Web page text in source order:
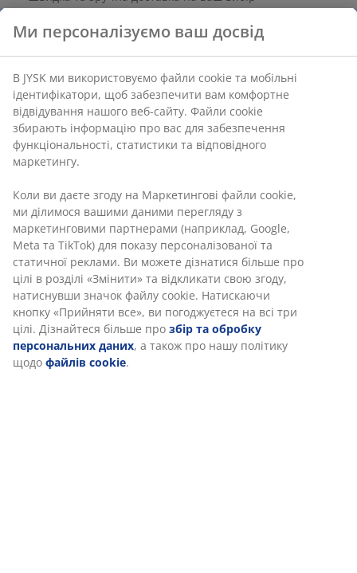
Артикул: 4546226
Характеристики
Відгуки
0)
Доставка
Ми персоналізуємо ваш досвід
В JYSK ми використовуємо файли cookie та мобільні
ідентифікатори, щоб забезпечити вам комфортне
відвідування нашого веб-сайту. Файли cookie
збирають інформацію про вас для забезпечення
функціональності, статистики та відповідного
маркетингу.
Коли ви даєте згоду на Маркетингові файли cookie,
ми ділимося вашими даними перегляду з
маркетинговими партнерами (наприклад, Google,
Meta та TikTok) для показу персоналізованої та
статичної реклами. Ви можете дізнатися більше про
цілі в розділі «Змінити» та відкликати свою згоду,
натиснувши значок файлу cookie. Натискаючи
кнопку «Прийняти все», ви погоджуєтеся на всі три
цілі. Дізнайтеся більше про збір та обробку
персональних даних, а також про нашу політику
щодо файлів cookie.